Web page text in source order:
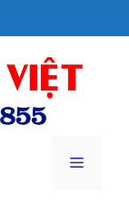
Menu